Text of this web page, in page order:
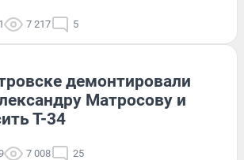
7 217 5
демонтировали
Матросову и
Т-34
7 008 25